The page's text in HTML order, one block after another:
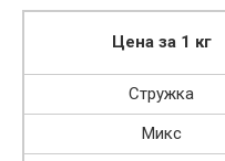
Цена за 1 кг
Стружка
Микс